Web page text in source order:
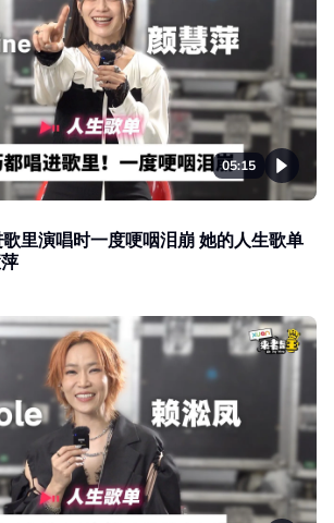
05:15
里演唱时一度哽咽泪崩 她的人生歌单